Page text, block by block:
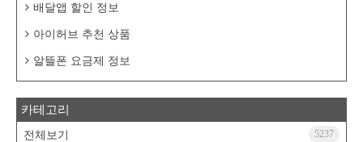
배달앱 할인 정보
아이허브 추천 상품
알뜰폰 요금제 정보
카테고리
전체보기 5237